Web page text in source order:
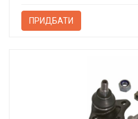
ПРИДБАТИ